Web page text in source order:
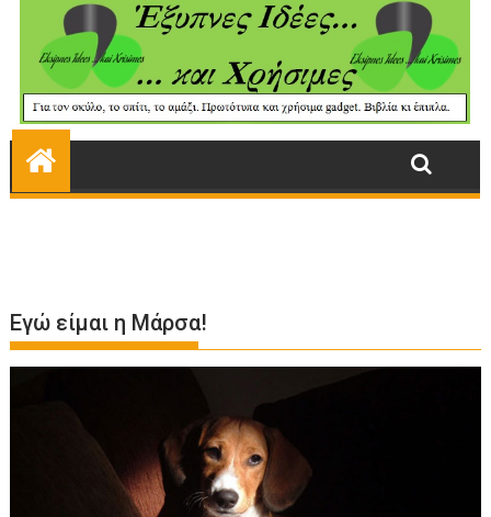
Εγώ είμαι η Μάρσα!